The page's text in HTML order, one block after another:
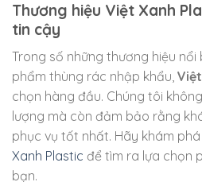
Thương hiệu Việt Xanh
tin cậy
Trong số những thương hiệu
phẩm thùng rác nhập khẩu,
chọn hàng đầu. Chúng tôi
lượng mà còn đảm bảo rằng
phục vụ tốt nhất. Hãy khám
Xanh Plastic để tìm ra lựa chọn
bạn.